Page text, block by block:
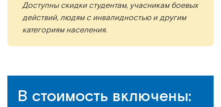
Доступны скидки студентам, учасникам боевых
действий, людям с инвалидностью и другим
категориям населения.
В стоимость включены: